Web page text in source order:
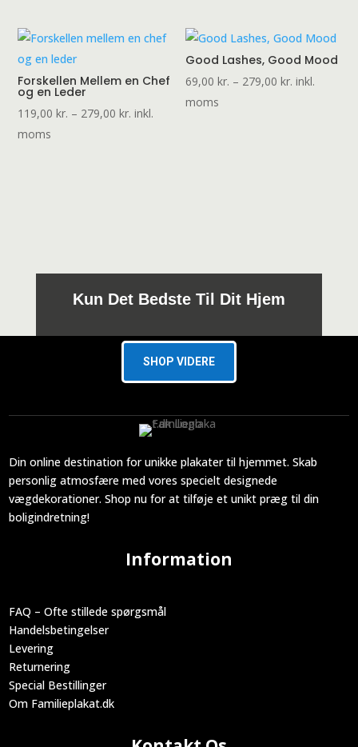
Forskellen Mellem en Chef
og en Leder
119,00kr. – 279,00kr. Prisinterval:
inkl.
moms
Good Lashes, Good Mood
69,00kr. – 279,00kr. Prisinterval:
inkl.
moms
Kun Det Bedste Til Dit Hjem
SHOP VIDERE
Din online destination for unikke plakater til hjemmet. Skab
personlig atmosfære med vores specielt designede
vægdekorationer. Shop nu for at tilføje et unikt præg til din
boligindretning!
Information
FAQ – Ofte stillede spørgsmål
Handelsbetingelser
Levering
Returnering
Special Bestillinger
Om Familieplakat.dk